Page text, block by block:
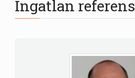
Ingatlan referens